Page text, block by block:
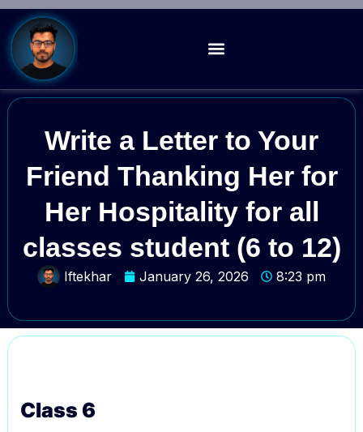
Write a Letter to Your
Friend Thanking Her for
Her Hospitality for all
classes student (6 to 12)
Iftekhar January 26, 2026 8:23 pm
Class 6